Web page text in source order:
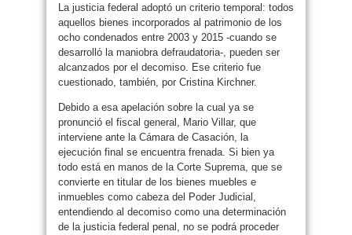
La justicia federal adoptó un criterio temporal: todos
aquellos bienes incorporados al patrimonio de los
ocho condenados entre 2003 y 2015 -cuando se
desarrolló la maniobra defraudatoria-, pueden ser
alcanzados por el decomiso. Ese criterio fue
cuestionado, también, por Cristina Kirchner.
Debido a esa apelación sobre la cual ya se
pronunció el fiscal general, Mario Villar, que
interviene ante la Cámara de Casación, la
ejecución final se encuentra frenada. Si bien ya
todo está en manos de la Corte Suprema, que se
convierte en titular de los bienes muebles e
inmuebles como cabeza del Poder Judicial,
entendiendo al decomiso como una determinación
de la justicia federal penal, no se podrá proceder